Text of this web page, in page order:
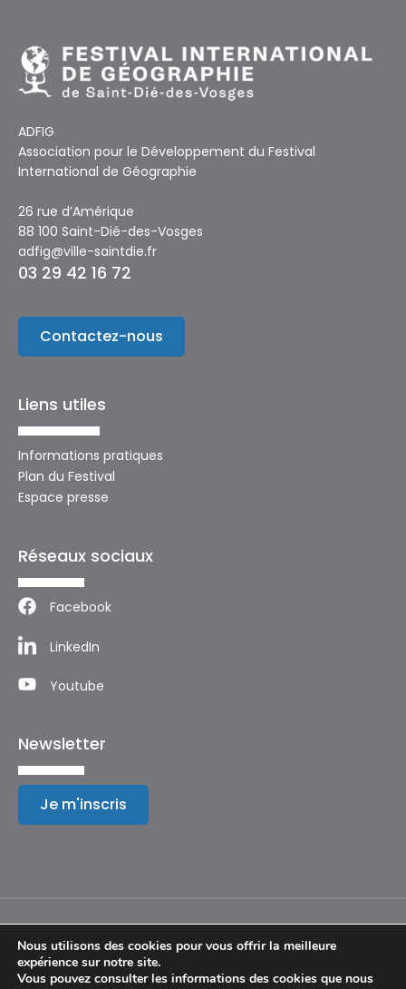
ADFIG
Association pour le Développement du Festival
International de Géographie
26 rue d’Amérique
88 100 Saint-Dié-des-Vosges
adfig@ville-saintdie.fr
03 29 42 16 72
Contactez-nous
Liens utiles
Informations pratiques
Plan du Festival
Espace presse
Réseaux sociaux
Facebook
LinkedIn
Youtube
Newsletter
Je m'inscris
Mentions légales
Nous utilisons des cookies pour vous offrir la meilleure
expérience sur notre site.
Vous pouvez consulter les informations des cookies que nous